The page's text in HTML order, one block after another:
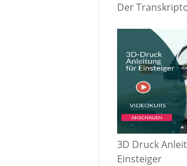
Der
3D Druck
Einsteiger